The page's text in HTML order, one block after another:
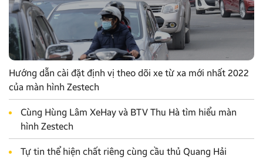
Hướng dẫn cài đặt định vị theo dõi xe từ xa mới nhất 2022
của màn hình Zestech
Cùng Hùng Lâm XeHay và BTV Thu Hà tìm hiểu màn
hình Zestech
Tự tin thể hiện chất riêng cùng cầu thủ Quang Hải